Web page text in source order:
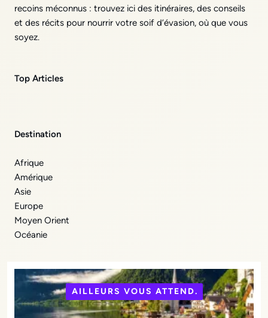
recoins méconnus : trouvez ici des itinéraires, des conseils
et des récits pour nourrir votre soif d’évasion, où que vous
soyez.
Top Articles
Destination
Afrique
Amérique
Asie
Europe
Moyen Orient
Océanie
AILLEURS VOUS ATTEND.